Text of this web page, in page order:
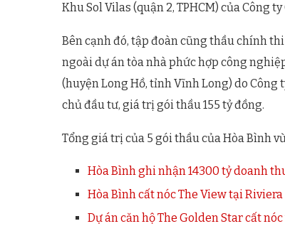
Khu Sol Vilas (quận 2, TPHCM) của Công
Bên cạnh đó, tập đoàn cũng thầu chính
ngoài dự án tòa nhà phức hợp công
(huyện Long Hồ, tỉnh Vĩnh Long) do
chủ đầu tư, giá trị gói thầu 155 tỷ đồng.
Tổng giá trị của 5 gói thầu của Hòa Bình
Hòa Bình ghi nhận 14300 tỷ doanh
Hòa Bình cất nóc The View tại
Dự án căn hộ The Golden Star cất